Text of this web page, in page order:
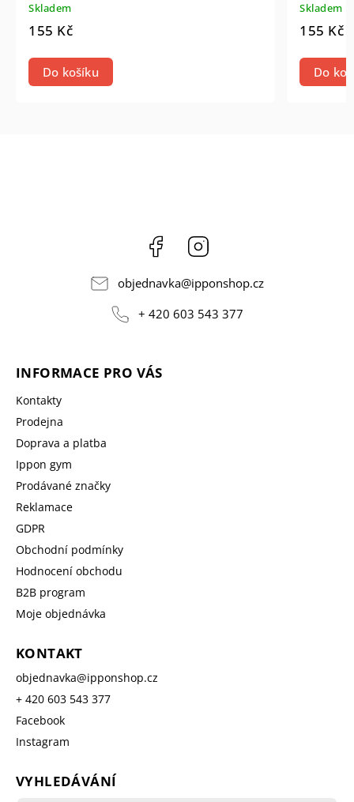
Skladem
155 Kč
Do košíku
Skladem
155 Kč
Do
Facebook
objednavka@ipponshop.cz
+ 420 603 543 377
INFORMACE PRO VÁS
Kontakty
Prodejna
Doprava a platba
Ippon gym
Prodávané značky
Reklamace
GDPR
Obchodní podmínky
Hodnocení obchodu
B2B program
Moje objednávka
KONTAKT
objednavka@ipponshop.cz
+ 420 603 543 377
Facebook
Instagram
VYHLEDÁVÁNÍ